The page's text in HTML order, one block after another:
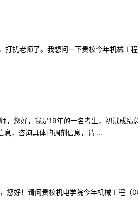
扰老师了。我想问一下贵校今年机械工
您好，我是19年的一名考生，初试成绩
息，咨询具体的调剂信息，请 ...
好！请问贵校机电学院今年机械工程（